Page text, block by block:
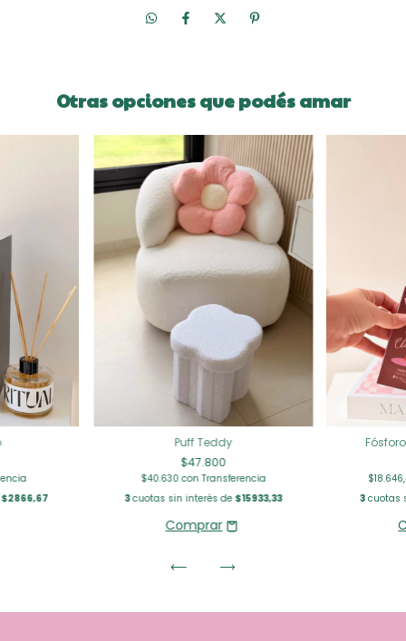
Otras opciones que podés amar
$2866,67
Puff Teddy
$47.800
$40.630 con Transferencia
3cuotas sin interés de$15933,33
3 cuotas